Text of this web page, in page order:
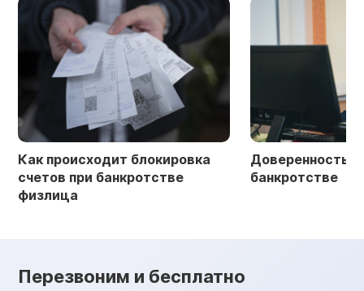
Как происходит блокировка
счетов при банкротстве
физлица
Доверенность
банкротстве
Перезвоним и бесплатно